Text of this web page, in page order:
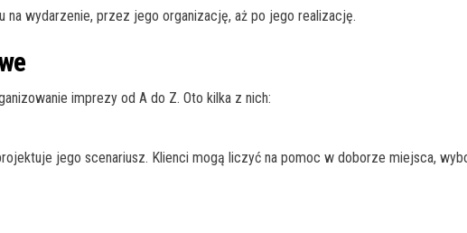
wydarzenie, przez jego organizację, aż po jego realizację.
imprezy od A do Z. Oto kilka z nich:
jego scenariusz. Klienci mogą liczyć na pomoc w doborze miejsca,